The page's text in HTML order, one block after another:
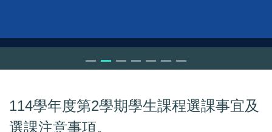
114學年度第2學期學生課程選課事宜及
選課注意事項。